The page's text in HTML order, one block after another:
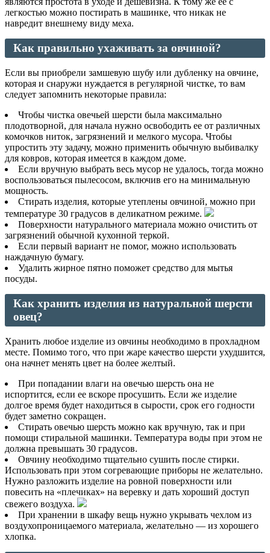
легкостью можно постирать в машинке, что никак не
навредит внешнему виду меха.
Как правильно ухаживать за овчиной?
Если вы приобрели замшевую шубу или дубленку на овчине,
которая и снаружи нуждается в регулярной чистке, то вам
следует запомнить некоторые правила:
Чтобы чистка овечьей шерсти была максимально
плодотворной, для начала нужно освободить ее от различных
комочков ниток, загрязнений и мелкого мусора. Чтобы
упростить эту задачу, можно применить обычную выбивалку
для ковров, которая имеется в каждом доме.
Если вручную выбрать весь мусор не удалось, тогда можно
воспользоваться пылесосом, включив его на минимальную
мощность.
Стирать изделия, которые утеплены овчиной, можно при
температуре 30 градусов в деликатном режиме.
Поверхности натурального материала можно очистить от
загрязнений обычной кухонной теркой.
Если первый вариант не помог, можно использовать
наждачную бумагу.
Удалить жирное пятно поможет средство для мытья
посуды.
Как хранить изделия из натуральной шерсти
овец?
Хранить любое изделие из овчины необходимо в прохладном
месте. Помимо того, что при жаре качество шерсти ухудшится,
она начнет менять цвет на более желтый.
При попадании влаги на овечью шерсть она не
испортится, если ее вскоре просушить. Если же изделие
долгое время будет находиться в сырости, срок его годности
будет заметно сокращен.
Стирать овечью шерсть можно как вручную, так и при
помощи стиральной машинки. Температура воды при этом не
должна превышать 30 градусов.
Овчину необходимо тщательно сушить после стирки.
Использовать при этом согревающие приборы не желательно.
Нужно разложить изделие на ровной поверхности или
повесить на «плечиках» на веревку и дать хороший доступ
свежего воздуха.
При хранении в шкафу вещь нужно укрывать чехлом из
воздухопроницаемого материала, желательно — из хорошего
хлопка.